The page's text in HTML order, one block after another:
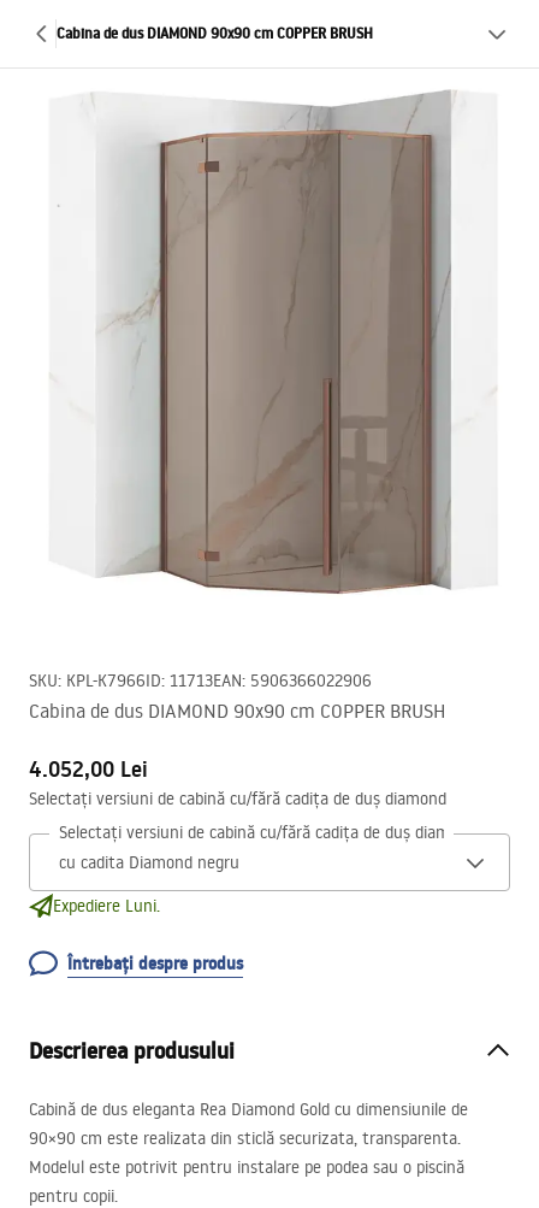
Cabina de dus DIAMOND 90x90 cm COPPER BRUSH
SKU: KPL-K7966ID: 11713EAN: 5906366022906
Cabina de dus DIAMOND 90x90 cm COPPER BRUSH
4.052,00 Lei
Selectați versiuni de cabină cu/fără cadița de duș diamond
Selectați versiuni de cabină cu/fără cadița de duș diamond
Expediere Luni.
Întrebați despre produs
Descrierea produsului
Cabină de dus eleganta Rea Diamond Gold cu dimensiunile de
90×90 cm este realizata din sticlă securizata, transparenta.
Modelul este potrivit pentru instalare pe podea sau o piscină
pentru copii.